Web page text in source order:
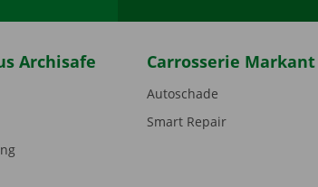
Archisafe Carrosserie Markant
Autoschade
Smart Repair